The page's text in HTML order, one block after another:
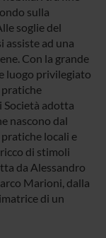
sulla
soglie del
assiste ad una
Con la grande
luogo privilegiato
pratiche
Società adotta
nascono dal
locali e
di stimoli
da Alessandro
Marioni, dalla
di un